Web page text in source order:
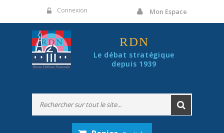
Connexion Mon Espace
RDN
Le débat stratégique
depuis 1939